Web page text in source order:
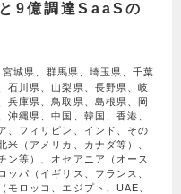
9億調達SaaSの
宮城県、群馬県、埼玉県、千葉
石川県、山梨県、長野県、岐
兵庫県、鳥取県、島根県、岡
沖縄県、中国、韓国、香港、
、フィリピン、インド、その
米（アメリカ、カナダ等）、
ン等）、オセアニア（オース
ッパ（イギリス、フランス、
モロッコ、エジプト、UAE、